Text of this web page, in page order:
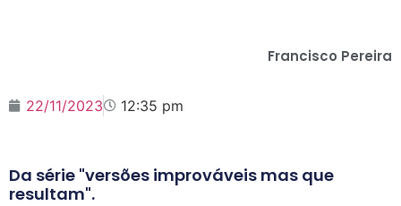
Francisco Pereira
22/11/2023 12:35 pm
Da série "versões improváveis mas que
resultam".